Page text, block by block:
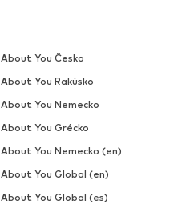
About You Česko
About You Rakúsko
About You Nemecko
About You Grécko
About You Nemecko (en)
About You Global (en)
About You Global (es)